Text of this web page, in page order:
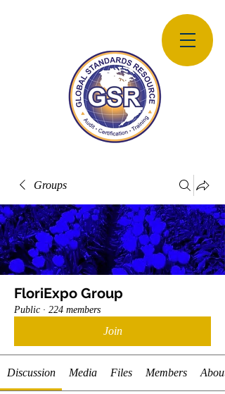
Groups
FloriExpo Group
Public · 224 members
Join
Discussion Media Files Members About